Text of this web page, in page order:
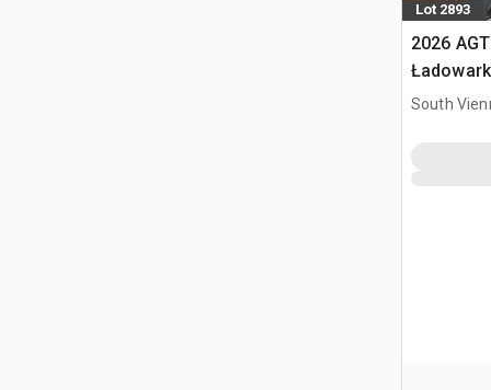
Lot 2893
2026
South